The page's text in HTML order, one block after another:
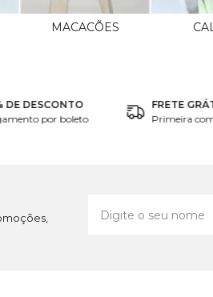
MACACÕES
DE DESCONTO
por boleto
FRETE
Primeira